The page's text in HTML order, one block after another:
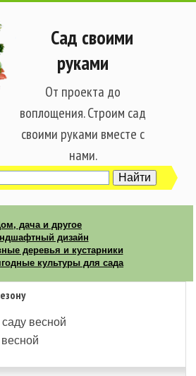
Сад своими
руками
От проекта до
воплощения. Строим сад
своими руками вместе с
нами.
дача и другое
дизайн
деревья и кустарники
культуры для сада
весной